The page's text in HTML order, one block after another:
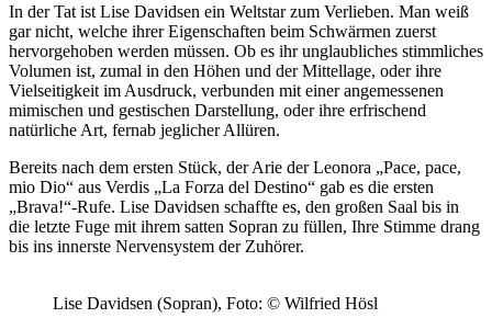
In der Tat ist Lise Davidsen ein Weltstar zum Verlieben. Man weiß
gar nicht, welche ihrer Eigenschaften beim Schwärmen zuerst
hervorgehoben werden müssen. Ob es ihr unglaubliches stimmliches
Volumen ist, zumal in den Höhen und der Mittellage, oder ihre
Vielseitigkeit im Ausdruck, verbunden mit einer angemessenen
mimischen und gestischen Darstellung, oder ihre erfrischend
natürliche Art, fernab jeglicher Allüren.
Bereits nach dem ersten Stück, der Arie der Leonora „Pace, pace,
mio Dio“ aus Verdis „La Forza del Destino“ gab es die ersten
„Brava!“-Rufe. Lise Davidsen schaffte es, den großen Saal bis in
die letzte Fuge mit ihrem satten Sopran zu füllen, Ihre Stimme drang
bis ins innerste Nervensystem der Zuhörer.
Lise Davidsen (Sopran), Foto: © Wilfried Hösl